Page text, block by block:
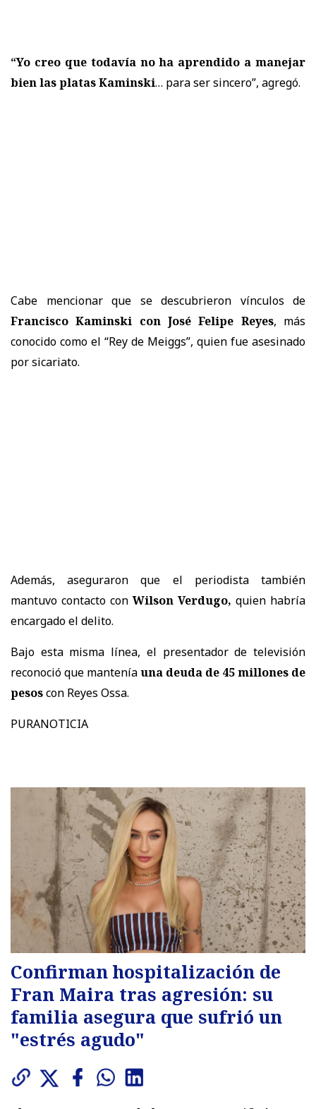
“Yo creo que todavía no ha aprendido a manejar
bien las platas Kaminski… para ser sincero”, agregó.
Cabe mencionar que se descubrieron vínculos de
Francisco Kaminski con José Felipe Reyes, más
conocido como el “Rey de Meiggs”, quien fue asesinado
por sicariato.
Además, aseguraron que el periodista también
mantuvo contacto conWilson Verdugo, quien habría
encargado el delito.
Bajo esta misma línea, el presentador de televisión
reconoció que manteníauna deuda de 45 millones de
pesoscon Reyes Ossa.
PURANOTICIA
Confirman hospitalización de
Fran Maira tras agresión: su
familia asegura que sufrió un
"estrés agudo"